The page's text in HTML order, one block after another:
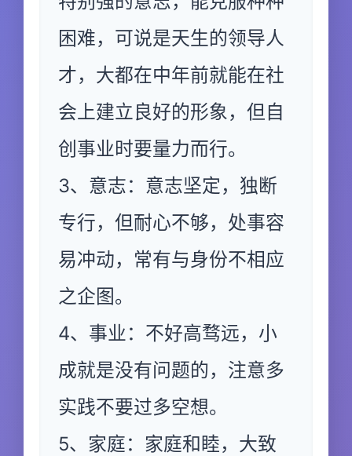
困难，可说是天生的领导人
才，大都在中年前就能在社
会上建立良好的形象，但自
创事业时要量力而行。
3、意志：意志坚定，独断
专行，但耐心不够，处事容
易冲动，常有与身份不相应
之企图。
4、事业：不好高骛远，小
成就是没有问题的，注意多
实践不要过多空想。
5、家庭：家庭和睦，大致